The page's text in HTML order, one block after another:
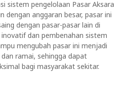
sistem pengelolaan Pasar Aksara
dengan anggaran besar, pasar ini
dengan pasar-pasar lain di
dan pembenahan sistem
mengubah pasar ini menjadi
ramai, sehingga dapat
bagi masyarakat sekitar.